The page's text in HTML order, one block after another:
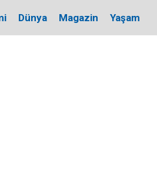
Dünya Magazin Yaşam